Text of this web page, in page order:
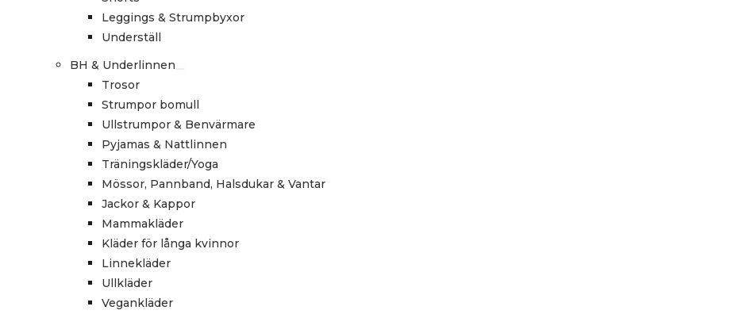
Leggings & Strumpbyxor
Underställ
BH & Underlinnen
Trosor
Strumpor bomull
Ullstrumpor & Benvärmare
Pyjamas & Nattlinnen
Träningskläder/Yoga
Mössor, Pannband, Halsdukar & Vantar
Jackor & Kappor
Mammakläder
Kläder för långa kvinnor
Linnekläder
Ullkläder
Vegankläder